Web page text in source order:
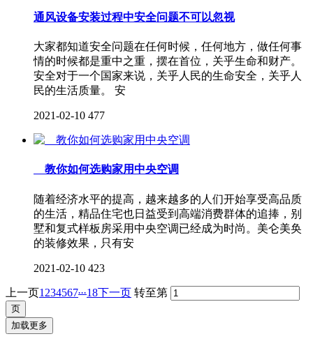
通风设备安装过程中安全问题不可以忽视
大家都知道安全问题在任何时候，任何地方，做任何事
情的时候都是重中之重，摆在首位，关乎生命和财产。
安全对于一个国家来说，关乎人民的生命安全，关乎人
民的生活质量。 安
2021-02-10 477
教你如何选购家用中央空调
随着经济水平的提高，越来越多的人们开始享受高品质
的生活，精品住宅也日益受到高端消费群体的追捧，别
墅和复式样板房采用中央空调已经成为时尚。美仑美奂
的装修效果，只有安
2021-02-10 423
上一页1 234567...18下一页 转至第
加载更多